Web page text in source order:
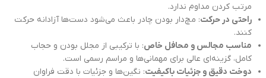
مرتب کردن مداوم ندارد.
راحتی در حرکت: مچ‌دار بودن چادر باعث می‌شود دست‌ها آزادانه حرکت
کنند.
مناسب مجالس و محافل خاص: با ترکیبی از مجلل بودن و حجاب
کامل، گزینه‌ای عالی برای مهمانی‌ها و مراسم رسمی است.
دوخت دقیق و جزئیات باکیفیت: نگین‌ها و جزئیات با دقت فراوان